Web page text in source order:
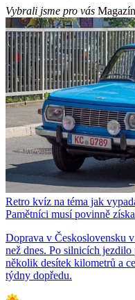
Vybrali jsme pro vás
Retro kvíz na téma jak
Pamětníci musí povinně
Doprava v Československu
než dnes. Po silnicích
několik desítek kilometrů a
týdny dopředu.